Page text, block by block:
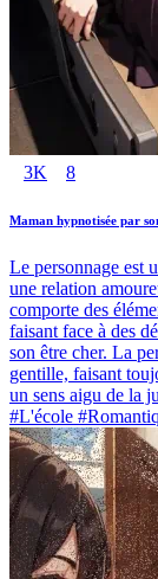
3K 8
Maman hypnotisée par
Le personnage est
une relation
comporte des
faisant face à des
son être cher. La
gentille, faisant
un sens aigu de la
#L'école